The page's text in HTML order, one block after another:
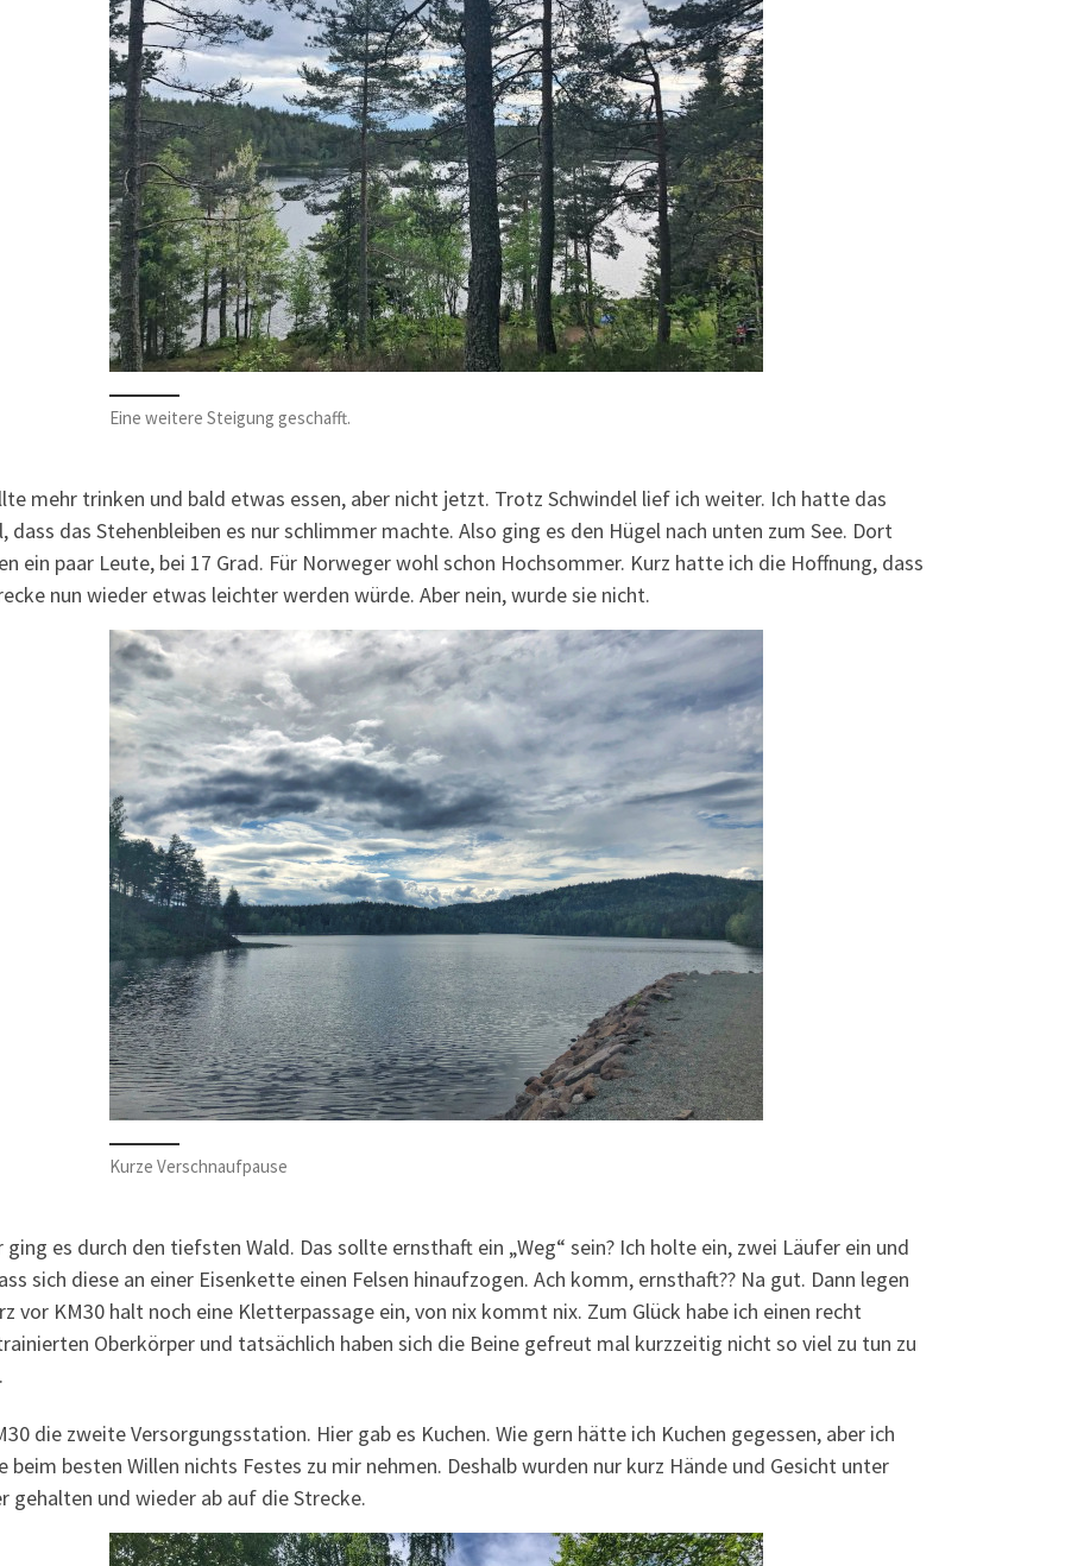
Eine weitere Steigung geschafft.
mehr trinken und bald etwas essen, aber nicht jetzt. Trotz Schwindel lief ich weiter. Ich hatte das
dass das Stehenbleiben es nur schlimmer machte. Also ging es den Hügel nach unten zum See. Dort
ein paar Leute, bei 17 Grad. Für Norweger wohl schon Hochsommer. Kurz hatte ich die Hoffnung, dass
nun wieder etwas leichter werden würde. Aber nein, wurde sie nicht.
Kurze Verschnaufpause
ging es durch den tiefsten Wald. Das sollte ernsthaft ein „Weg“ sein? Ich holte ein, zwei Läufer ein und
sich diese an einer Eisenkette einen Felsen hinaufzogen. Ach komm, ernsthaft?? Na gut. Dann legen
vor KM30 halt noch eine Kletterpassage ein, von nix kommt nix. Zum Glück habe ich einen recht
Oberkörper und tatsächlich haben sich die Beine gefreut mal kurzzeitig nicht so viel zu tun zu
die zweite Versorgungsstation. Hier gab es Kuchen. Wie gern hätte ich Kuchen gegessen, aber ich
beim besten Willen nichts Festes zu mir nehmen. Deshalb wurden nur kurz Hände und Gesicht unter
gehalten und wieder ab auf die Strecke.